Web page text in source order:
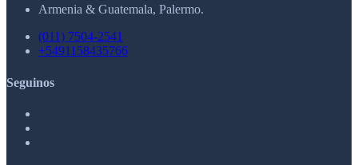
Armenia & Guatemala, Palermo.
(011) 7504-2541
+5491158435766
Seguinos